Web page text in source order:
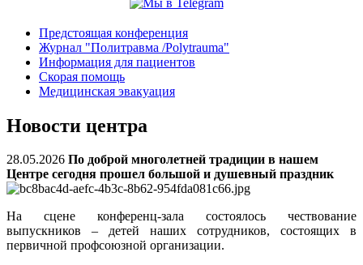
Предстоящая конференция
Журнал "Политравма /Polytrauma"
Информация для пациентов
Скорая помощь
Медицинская эвакуация
Новости центра
28.05.2026 По доброй многолетней традиции в нашем
Центре сегодня прошел большой и душевный праздник
На сцене конференц-зала состоялось чествование
выпускников – детей наших сотрудников, состоящих в
первичной профсоюзной организации.